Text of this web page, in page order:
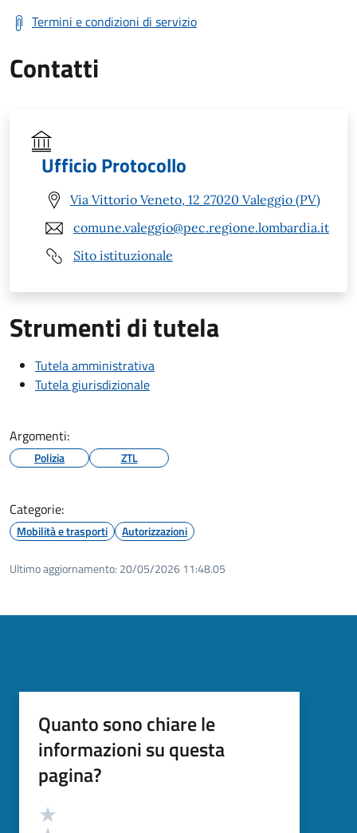
Termini e condizioni di servizio
Contatti
Ufficio Protocollo
Via Vittorio Veneto, 12 27020 Valeggio (PV)
comune.valeggio@pec.regione.lombardia.it
Sito istituzionale
Strumenti di tutela
Tutela amministrativa
Tutela giurisdizionale
Argomenti:
Polizia ZTL
Categorie:
Mobilità e trasporti Autorizzazioni
Ultimo aggiornamento: 20/05/2026 11:48.05
Quanto sono chiare le
informazioni su questa
pagina?
Valutazione